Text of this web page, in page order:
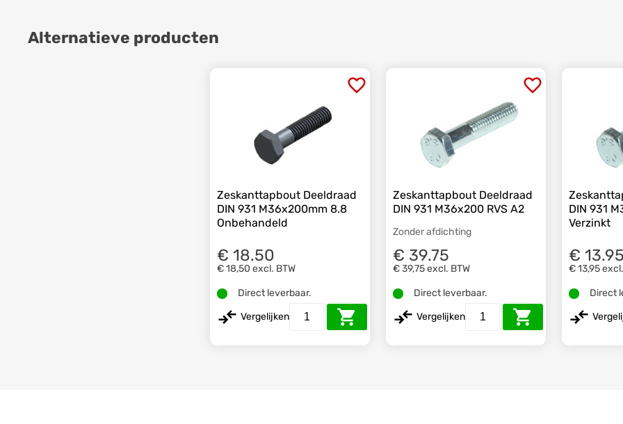
Alternatieve producten
Zeskanttapbout Deeldraad
DIN 931 M36x200mm 8.8
Onbehandeld
€ 18.50
€ 18,50 excl. BTW
Direct leverbaar.
Vergelijken
Zeskanttapbout Deeldraad
DIN 931 M36x200 RVS A2
Zonder afdichting
€ 39.75
€ 39,75 excl. BTW
Direct leverbaar.
Vergelijken
DIN 931
Verzinkt
€
€ 13,95
Direct